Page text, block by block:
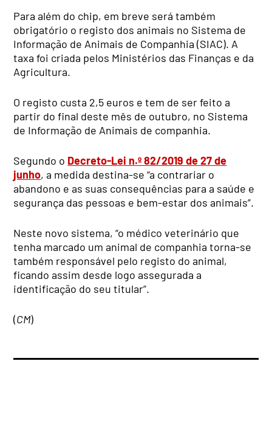
Para além do chip, em breve será também
obrigatório o registo dos animais no Sistema de
Informação de Animais de Companhia (SIAC). A
taxa foi criada pelos Ministérios das Finanças e da
Agricultura.
O registo custa 2,5 euros e tem de ser feito a
partir do final deste mês de outubro, no Sistema
de Informação de Animais de companhia.
Segundo o Decreto-Lei n.º 82/2019 de 27 de
junho, a medida destina-se “a contrariar o
abandono e as suas consequências para a saúde e
segurança das pessoas e bem-estar dos animais”.
Neste novo sistema, “o médico veterinário que
tenha marcado um animal de companhia torna-se
também responsável pelo registo do animal,
ficando assim desde logo assegurada a
identificação do seu titular”.
(CM)